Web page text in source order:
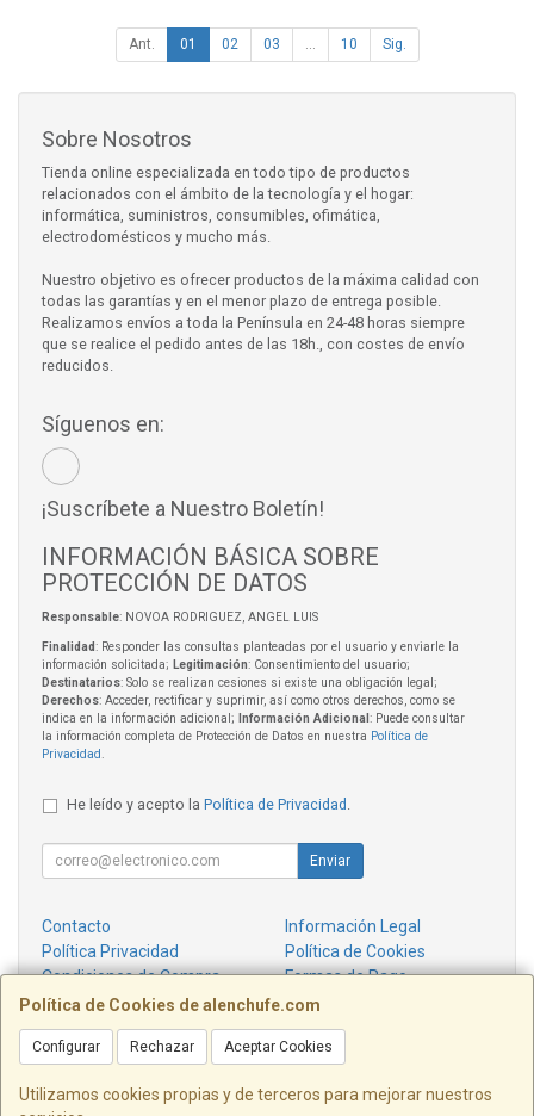
Ant. 01 02 03 ... 10 Sig.
Política de Cookies de alenchufe.com
Configurar Rechazar Aceptar Cookies
Utilizamos cookies propias y de terceros para mejorar nuestros
Sobre Nosotros
Tienda online especializada en todo tipo de productos
relacionados con el ámbito de la tecnología y el hogar:
informática, suministros, consumibles, ofimática,
electrodomésticos y mucho más.
Nuestro objetivo es ofrecer productos de la máxima calidad con
todas las garantías y en el menor plazo de entrega posible.
Realizamos envíos a toda la Península en 24-48 horas siempre
que se realice el pedido antes de las 18h., con costes de envío
reducidos.
Síguenos en:
¡Suscríbete a Nuestro Boletín!
INFORMACIÓN BÁSICA SOBRE
PROTECCIÓN DE DATOS
Responsable: NOVOA RODRIGUEZ, ANGEL LUIS
Finalidad: Responder las consultas planteadas por el usuario y enviarle la
información solicitada; Legitimación: Consentimiento del usuario;
Destinatarios: Solo se realizan cesiones si existe una obligación legal;
Derechos: Acceder, rectificar y suprimir, así como otros derechos, como se
indica en la información adicional;
Información Adicional : Puede consultar
la información completa de Protección de Datos en nuestra Política de
Privacidad .
He leído y acepto la Política de Privacidad .
Enviar
Contacto
Información Legal
Política Privacidad
Política de Cookies
Condiciones de Compra
Formas de Pago
¿Quienes Somos?
Contacto
info@alenchufe.com